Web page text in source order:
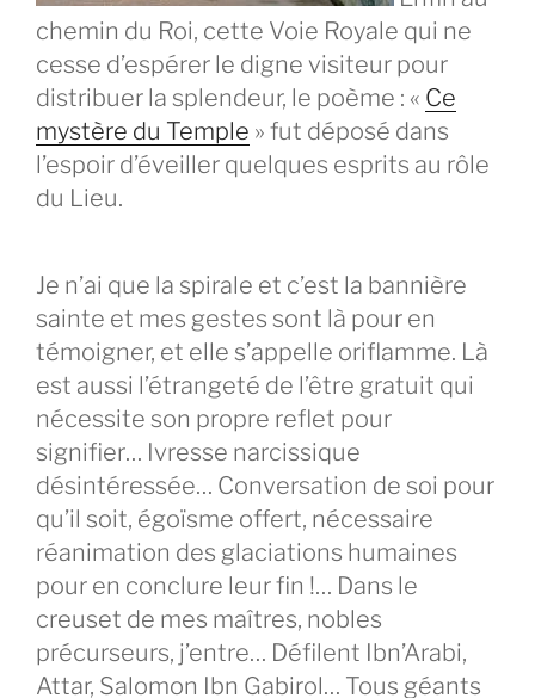
chemin du Roi, cette Voie Royale qui ne
cesse d’espérer le digne visiteur pour
distribuer la splendeur, le poème : « Ce
mystère du Temple » fut déposé dans
l’espoir d’éveiller quelques esprits au rôle
du Lieu.
Je n’ai que la spirale et c’est la bannière
sainte et mes gestes sont là pour en
témoigner, et elle s’appelle oriflamme. Là
est aussi l’étrangeté de l’être gratuit qui
nécessite son propre reflet pour
signifier… Ivresse narcissique
désintéressée… Conversation de soi pour
qu’il soit, égoïsme offert, nécessaire
réanimation des glaciations humaines
pour en conclure leur fin !… Dans le
creuset de mes maîtres, nobles
précurseurs, j’entre… Défilent Ibn’Arabi,
Attar, Salomon Ibn Gabirol… Tous géants